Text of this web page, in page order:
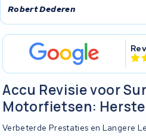
Robert Dederen
Accu Revisie voor
Motorfietsen:
Verbeterde Prestaties en Langere